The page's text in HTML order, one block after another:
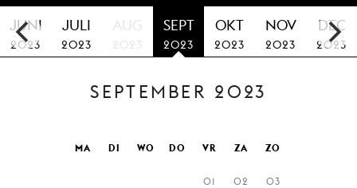
MAGAZINE
TICKETS &
ABONNEMENTEN
BEZOEK
JUNI
2023
JULI
2023
AUG
2023
SEPT
2023
OKT
2023
NOV
2023
DEC
2023
SEPTEMBER 2023
MA DI WO DO VR ZA ZO
01 02 03